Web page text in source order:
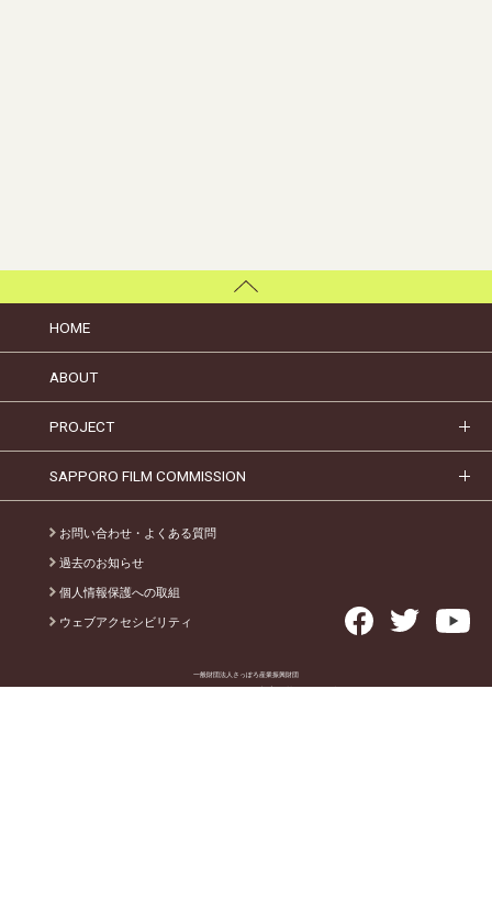
HOME
ABOUT
PROJECT
SAPPORO FILM COMMISSION
お問い合わせ・よくある質問
過去のお知らせ
個人情報保護への取組
ウェブアクセシビリティ
一般財団法人さっぽろ産業振興財団